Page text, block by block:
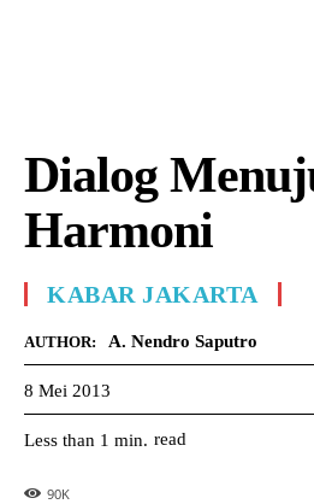
Dialog
Harmoni
KABAR JAKARTA
AUTHOR: A. Nendro Saputro
8 Mei 2013
Less than 1 min. read
90K